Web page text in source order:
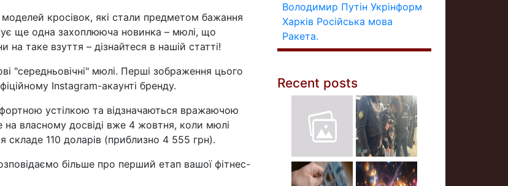
кросівок, які стали предметом бажання
ще одна захоплююча новинка – мюлі, що
таке взуття – дізнайтеся в нашій статті!
"середньовічні" мюлі. Перші зображення цього
Instagram-акаунті бренду.
устілкою та відзначаються вражаючою
на власному досвіді вже 4 жовтня, коли мюлі
складе 110 доларів (приблизно 4 555 грн).
більше про перший етап вашої фітнес-
Володимир Путін Укрінформ
Харків Російська мова
Ракета.
Recent posts